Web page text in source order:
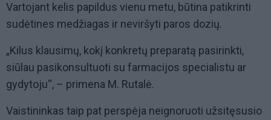
Vartojant kelis papildus vienu metu, būtina patikrinti
sudėtines medžiagas ir neviršyti paros dozių.
„Kilus klausimų, kokį konkretų preparatą pasirinkti,
siūlau pasikonsultuoti su farmacijos specialistu ar
gydytoju“, – primena M. Rutalė.
Vaistininkas taip pat perspėja neignoruoti užsitęsusio